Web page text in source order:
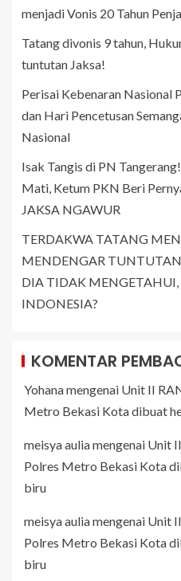
menjadi Vonis 20 Tahun
Tatang divonis 9 tahun,
tuntutan Jaksa!
Perisai Kebenaran Nasional
dan Hari Pencetusan
Nasional
Isak Tangis di PN
Mati, Ketum PKN Beri
JAKSA NGAWUR
TERDAKWA TATANG
MENDENGAR
DIA TIDAK
INDONESIA?
KOMENTAR
Yohanamengenai Unit II
Metro Bekasi Kota dibuat
meisya auliamengenai Unit
Polres Metro Bekasi Kota
biru
meisya auliamengenai Unit
Polres Metro Bekasi Kota
biru